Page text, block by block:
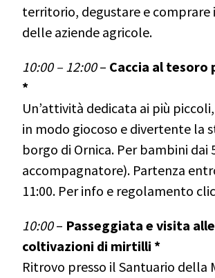
territorio, degustare e
delle aziende agricole.
10:00 – 12:00– Caccia al tesoro
*
Un’attività dedicata ai più
in modo giocoso e divertente la
borgo di Ornica. Per bambini dai
accompagnatore). Partenza
11:00. Per info e regolamento
10:00– Passeggiata e visita alle
coltivazioni di mirtilli *
Ritrovo presso il Santuario della